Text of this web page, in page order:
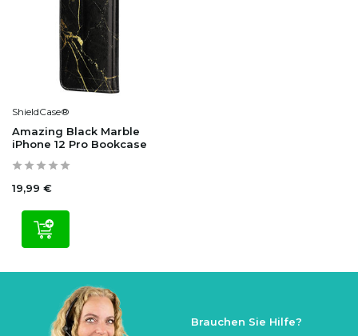
ShieldCase®
Amazing Black Marble
iPhone 12 Pro Bookcase
19,99 €
Brauchen Sie Hilfe?